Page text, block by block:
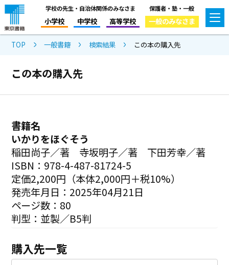
学校の先生・自治体関係のみなさま
小学校 中学校 高等学校
保護者・塾・一般
一般のみなさま
TOP 一般書籍 検索結果 この本の購入先
この本の購入先
書籍名
いかりをほぐそう
稲田尚子／著 寺坂明子／著 下田芳幸／著
ISBN：978-4-487-81724-5
定価2,200円（本体2,000円＋税10%）
発売年月日：2025年04月21日
ページ数：80
判型：並製／B5判
購入先一覧